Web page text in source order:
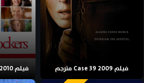
فيلم Case 39 2009 مترجم فيلم Little Fockers 2010 مترجم